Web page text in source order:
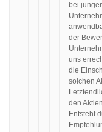
bei
der
uns
die
solchen
den
Entsteht